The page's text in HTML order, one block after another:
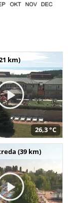
km)
26,3 °C
(39 km)